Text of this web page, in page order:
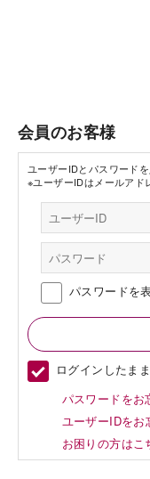
会員のお客様
ユーザーIDとパスワード
※ユーザーIDはメールアド
パスワードを
ログインしたま
パスワードをお
ユーザーIDをお
お困りの方はこ